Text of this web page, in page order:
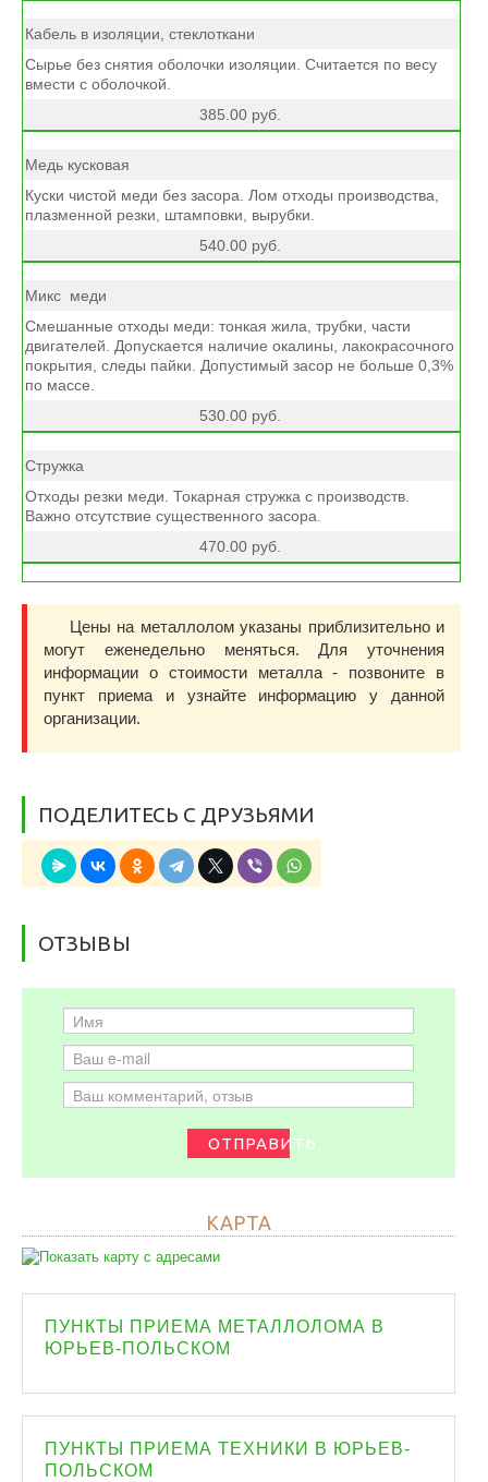
Кабель в изоляции, стеклоткани
Сырье без снятия оболочки изоляции. Считается по весу
вмести с оболочкой.
385.00 руб.
Медь кусковая
Куски чистой меди без засора. Лом отходы производства,
плазменной резки, штамповки, вырубки.
540.00 руб.
Микс меди
Смешанные отходы меди: тонкая жила, трубки, части
двигателей. Допускается наличие окалины, лакокрасочного
покрытия, следы пайки. Допустимый засор не больше 0,3%
по массе.
530.00 руб.
Стружка
Отходы резки меди. Токарная стружка с производств.
Важно отсутствие существенного засора.
470.00 руб.
Цены на металлолом указаны приблизительно и
могут еженедельно меняться. Для уточнения
информации о стоимости металла - позвоните в
пункт приема и узнайте информацию у данной
организации.
ПОДЕЛИТЕСЬ С ДРУЗЬЯМИ
ОТЗЫВЫ
ОТПРАВИТЬ
КАРТА
ПУНКТЫ ПРИЕМА МЕТАЛЛОЛОМА В
ЮРЬЕВ-ПОЛЬСКОМ
ПУНКТЫ ПРИЕМА ТЕХНИКИ В ЮРЬЕВ-
ПОЛЬСКОМ